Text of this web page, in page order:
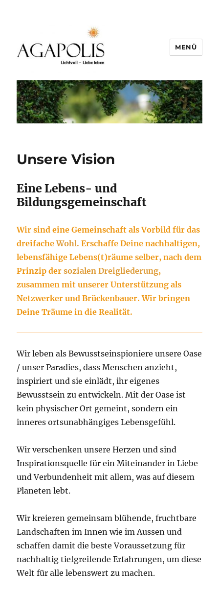
MENÜ
Unsere Vision
Eine Lebens- und
Bildungsgemeinschaft
Wir sind eine Gemeinschaft als Vorbild für das
dreifacheWohl. Erschaffe Deine nachhaltigen,
lebensfähige Lebens(t)räume selber, nach dem
Prinzip dersozialen Dreigliederung,
zusammen mit unserer Unterstützung als
Netzwerker und Brückenbauer. Wir bringen
Deine Träume in die Realität.
Wir leben als Bewusstseinspioniere unsere Oase
/ unser Paradies, dass Menschen anzieht,
inspiriert und sie einlädt, ihr eigenes
Bewusstsein zu entwickeln. Mit der Oase ist
kein physischer Ort gemeint, sondern ein
inneres ortsunabhängiges Lebensgefühl.
Wir verschenken unsere Herzen und sind
Inspirationsquelle für ein Miteinander in Liebe
und Verbundenheit mit allem, was auf diesem
Planeten lebt.
Wir kreieren gemeinsam blühende, fruchtbare
Landschaften im Innen wie im Aussen und
schaffen damit die beste Voraussetzung für
nachhaltig tiefgreifende Erfahrungen, um diese
Welt für alle lebenswert zu machen.